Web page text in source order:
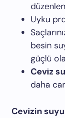
Uyku
besin
güçlü
Ceviz
daha
Cevizin suyu